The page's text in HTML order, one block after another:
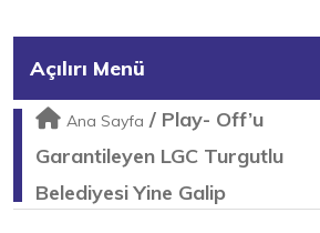
Açılırı Menü
Ana Sayfa / Play- Off’u
Garantileyen LGC Turgutlu
Belediyesi Yine Galip